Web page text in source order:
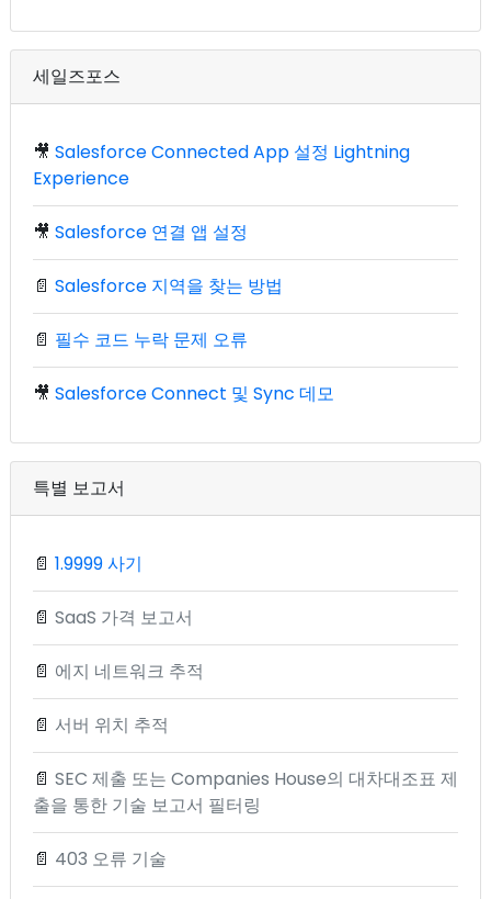
세일즈포스
🎥 Salesforce Connected App 설정 Lightning
Experience
🎥 Salesforce 연결 앱 설정
📄 Salesforce 지역을 찾는 방법
📄 필수 코드 누락 문제 오류
🎥 Salesforce Connect 및 Sync 데모
특별 보고서
📄 1.9999 사기
📄 SaaS 가격 보고서
📄 에지 네트워크 추적
📄 서버 위치 추적
📄 SEC 제출 또는 Companies House의 대차대조표 제
출을 통한 기술 보고서 필터링
📄 403 오류 기술